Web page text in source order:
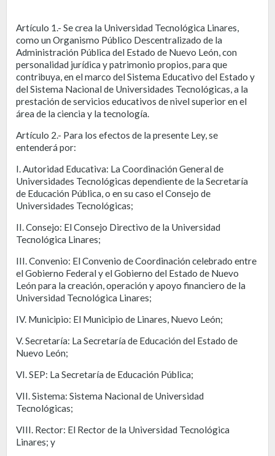
Artículo 1.- Se crea la Universidad Tecnológica Linares,
como un Organismo Público Descentralizado de la
Administración Pública del Estado de Nuevo León, con
personalidad jurídica y patrimonio propios, para que
contribuya, en el marco del Sistema Educativo del Estado y
del Sistema Nacional de Universidades Tecnológicas, a la
prestación de servicios educativos de nivel superior en el
área de la ciencia y la tecnología.
Artículo 2.- Para los efectos de la presente Ley, se
entenderá por:
I. Autoridad Educativa: La Coordinación General de
Universidades Tecnológicas dependiente de la Secretaría
de Educación Pública, o en su caso el Consejo de
Universidades Tecnológicas;
II. Consejo: El Consejo Directivo de la Universidad
Tecnológica Linares;
III. Convenio: El Convenio de Coordinación celebrado entre
el Gobierno Federal y el Gobierno del Estado de Nuevo
León para la creación, operación y apoyo financiero de la
Universidad Tecnológica Linares;
IV. Municipio: El Municipio de Linares, Nuevo León;
V. Secretaría: La Secretaría de Educación del Estado de
Nuevo León;
VI. SEP: La Secretaría de Educación Pública;
VII. Sistema: Sistema Nacional de Universidad
Tecnológicas;
VIII. Rector: El Rector de la Universidad Tecnológica
Linares; y